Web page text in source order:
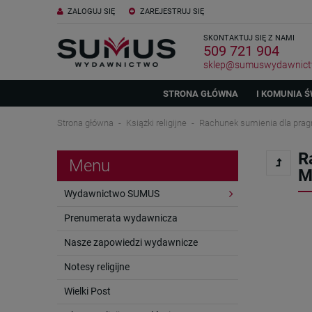
ZAREJESTRUJ SIĘ
ZALOGUJ SIĘ
SKONTAKTUJ SIĘ Z NAMI
509 721 904
STRONA GŁÓWNA I KOMUNIA
Strona główna Książki religijne Rachunek sumienia dla
Menu
Wydawnictwo SUMUS
Prenumerata wydawnicza
Nasze zapowiedzi wydawnicze
Notesy religijne
Wielki Post